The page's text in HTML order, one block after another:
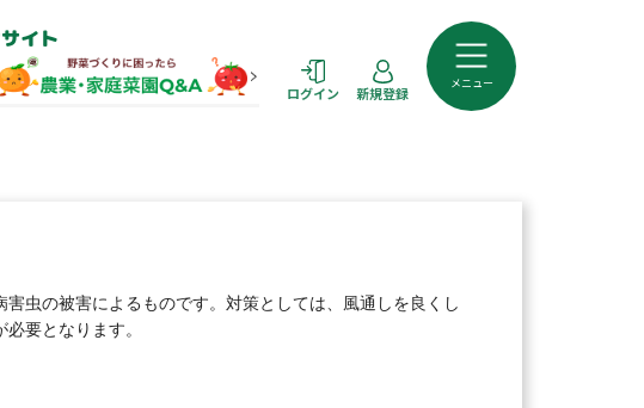
イト
ログイン 新規登録
メニュー
虫の被害によるものです。対策としては、風通しを良くし
要となります。